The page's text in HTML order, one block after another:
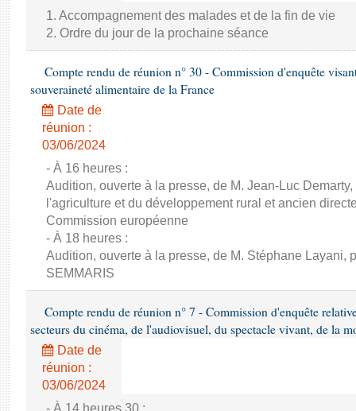
1. Accompagnement des malades et de la fin de vie
2. Ordre du jour de la prochaine séance
Compte rendu de réunion n° 30 - Commission d'enquête
souveraineté alimentaire de la France
Date de
réunion :
03/06/2024
- À 16 heures :
Audition, ouverte à la presse, de M. Jean-Luc
l'agriculture et du développement rural et ancien
Commission européenne
- À 18 heures :
Audition, ouverte à la presse, de M. Stéphane Layani,
SEMMARIS
Compte rendu de réunion n° 7 - Commission d'enquête
secteurs du cinéma, de l'audiovisuel, du spectacle vivant, de la
Date de
réunion :
03/06/2024
- À 14 heures 30 :